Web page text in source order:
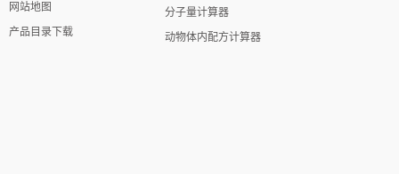
网站地图
产品目录下载
分子量计算器
动物体内配方计算器